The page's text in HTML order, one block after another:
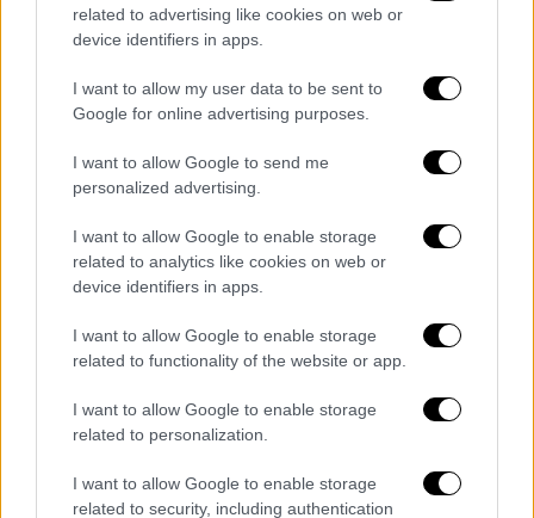
related to advertising like cookies on web or
device identifiers in apps.
I want to allow my user data to be sent to
Google for online advertising purposes.
I want to allow Google to send me
personalized advertising.
I want to allow Google to enable storage
related to analytics like cookies on web or
device identifiers in apps.
I want to allow Google to enable storage
related to functionality of the website or app.
I want to allow Google to enable storage
related to personalization.
I want to allow Google to enable storage
related to security, including authentication
Διαβάστε επίσης:Koρυφαίος τουριστικός
παρά τον κορονοϊό
Εθνοσυνέλευση της Επιδαύρου αποτελεί μια
σπουδαία παρακαταθήκη για όλους μας. Μας
θυμίζει αυτά που μας συνέχουν και μας
ενώνουν» και σημείωσε: «Επιστρέφοντας, με
αφορμή τα 200 χρόνια από τον ελληνική
Επανάσταση, στους γενέθλιους τόπους της
σύγχρονης ιστορίας μας, αναδεικνύουμε τις
πολιτικής μας συμβίωσης».
Η κυρία
Σακελλαροπούλου
παρακολούθησε
την επίσημη δοξολογία στον Ιερό Ναό της